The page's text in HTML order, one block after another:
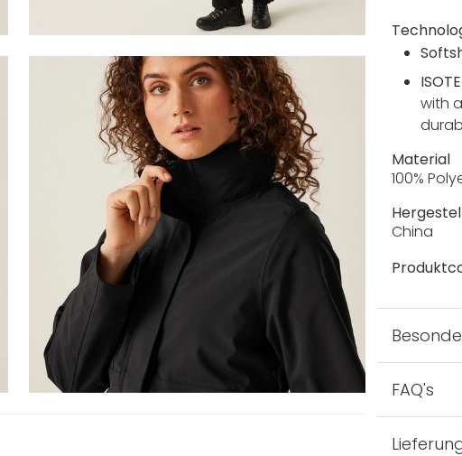
with
Material
100%
China
FAQ's